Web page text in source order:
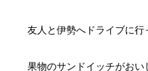
友人と伊勢へドライブに行
果物のサンドイッチがおい